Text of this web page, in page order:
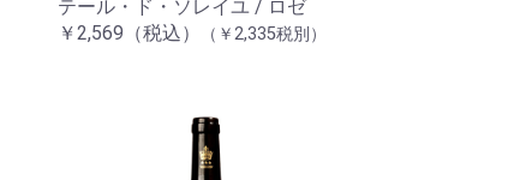
テール・ド・ソレイユ / ロゼ
￥2,569（税込）
（￥2,335税別）